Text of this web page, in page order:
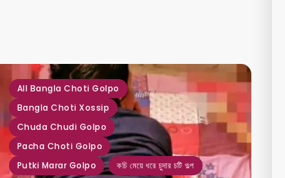
All Bangla Choti Golpo ,
Bangla Choti Xossip
,
Chuda Chudi Golpo
,
Pacha Choti Golpo
,
Putki Marar Golpo
,
কচি মেয়ে ধরে চুদার চটি গল্প